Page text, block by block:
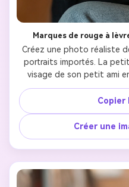
Marques de rouge à
Créez une photo réaliste
portraits importés. La
visage de son petit ami
douces de rouge à
sourit naturellement,
empreintes de baiser
visages très
texture de peau
authentiques. Éclairage
cosy, instantané de
sensation selfie
Copier
Créer une